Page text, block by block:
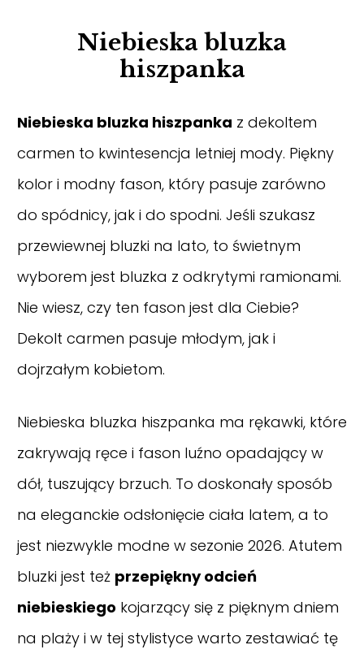
Niebieska bluzka
hiszpanka
Niebieska bluzka hiszpanka z dekoltem
carmen to kwintesencja letniej mody. Piękny
kolor i modny fason, który pasuje zarówno
do spódnicy, jak i do spodni. Jeśli szukasz
przewiewnej bluzki na lato, to świetnym
wyborem jest bluzka z odkrytymi ramionami.
Nie wiesz, czy ten fason jest dla Ciebie?
Dekolt carmen pasuje młodym, jak i
dojrzałym kobietom.
Niebieska bluzka hiszpanka ma rękawki, które
zakrywają ręce i fason luźno opadający w
dół, tuszujący brzuch. To doskonały sposób
na eleganckie odsłonięcie ciała latem, a to
jest niezwykle modne w sezonie 2026. Atutem
bluzki jest też przepiękny odcień
niebieskiego kojarzący się z pięknym dniem
na plaży i w tej stylistyce warto zestawiać tę